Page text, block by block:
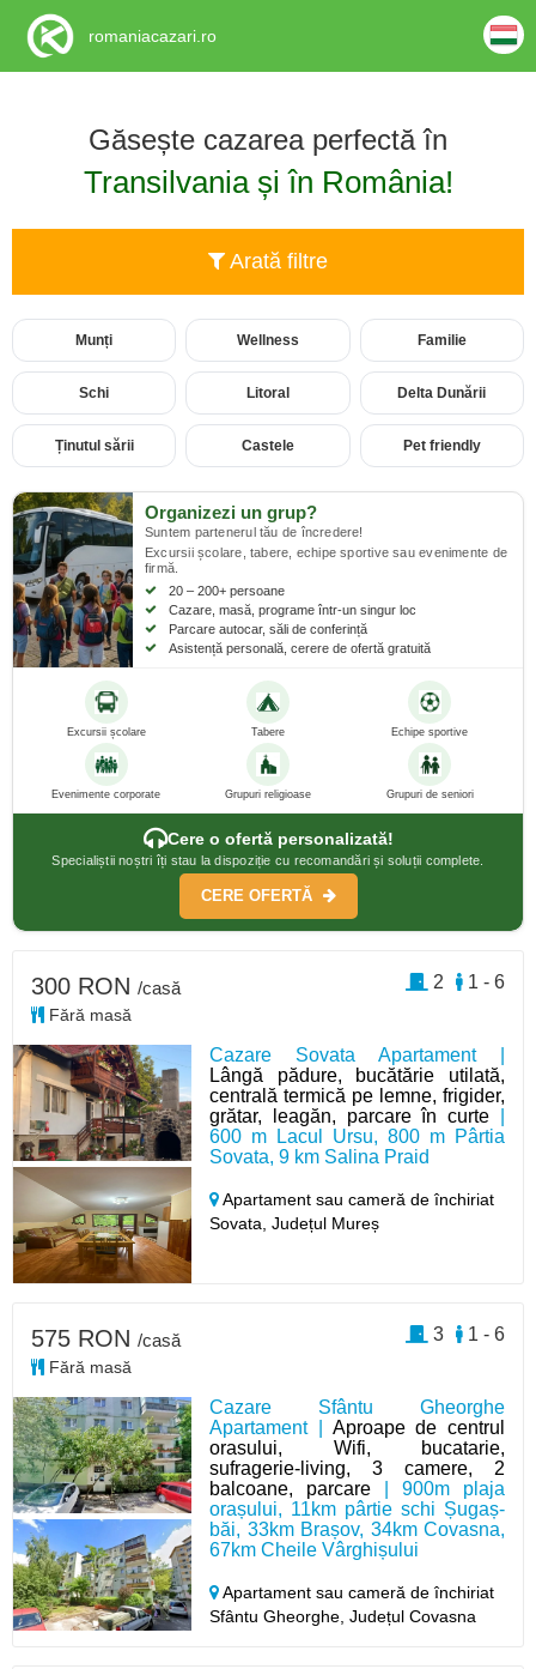
Găsește cazarea perfectă în
Transilvania și în România!
Arată filtre
Munți Wellness Familie
Schi Litoral Delta Dunării
Ținutul sării Castele Pet friendly
Organizezi un grup?
Suntem partenerul tău de încredere!
Excursii școlare, tabere, echipe sportive sau evenimente de
firmă.
20 – 200+ persoane
Cazare, masă, programe într-un singur loc
Parcare autocar, săli de conferință
Asistență personală, cerere de ofertă gratuită
Excursii școlare Tabere Echipe sportive
Evenimente corporate Grupuri religioase Grupuri de seniori
Cere o ofertă personalizată!
Specialiștii noștri îți stau la dispoziție cu recomandări și soluții complete.
CERE OFERTĂ
Cazare Sovata Apartament |
Lângă pădure, bucătărie utilată,
centrală termică pe lemne, frigider,
grătar, leagăn, parcare în curte
600 m Lacul Ursu, 800 m Pârtia
Sovata, 9 km Salina Praid
Apartament sau cameră de închiriat
Sovata,Județul Mureș
300 RON /casă
Fără masă
1 - 6
2
Cazare Sfântu Gheorghe
Apartament | Aproape de centrul
orasului, Wifi, bucatarie,
sufragerie-living, 3 camere, 2
balcoane, parcare | 900m plaja
orașului, 11km pârtie schi Șugaș-
băi, 33km Brașov, 34km Covasna,
67km Cheile Vârghișului
Apartament sau cameră de închiriat
Sfântu Gheorghe,Județul Covasna
575 RON /casă
Fără masă
1 - 6
3
romaniacazari.ro